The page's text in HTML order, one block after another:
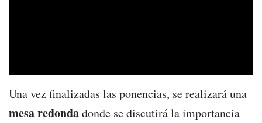
Una vez finalizadas las ponencias, se realizará una
mesa redondadonde se discutirá la importancia